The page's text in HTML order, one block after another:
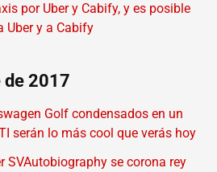
por Uber y Cabify, y es posible
Uber y a Cabify
de 2017
Golf condensados en un
serán lo más cool que verás hoy
SVAutobiography se corona rey